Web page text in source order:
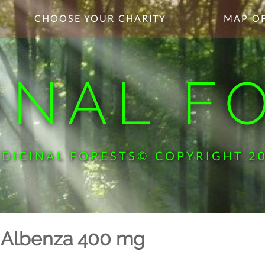
FORESTS© COPYRIGHT
CHOOSE YOUR CHARITY MAP
400 mg